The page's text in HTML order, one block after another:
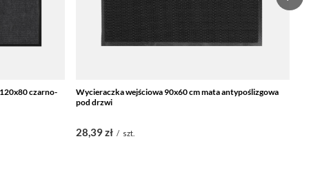
czarno-
Wycieraczka wejściowa 90x60 cm mata antypoślizgowa
pod drzwi
28,39 zł / szt.